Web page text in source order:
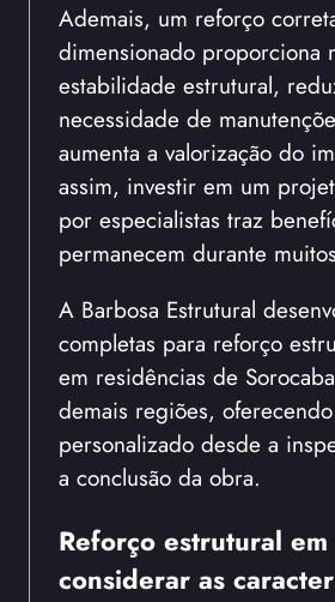
Ademais, um reforço
dimensionado proporciona
estabilidade estrutural,
necessidade de
aumenta a valorização do
assim, investir em um
por especialistas traz
permanecem durante
A Barbosa Estrutural
completas para reforço
em residências de
demais regiões,
personalizado desde a
a conclusão da obra.
Reforço estrutural
considerar as